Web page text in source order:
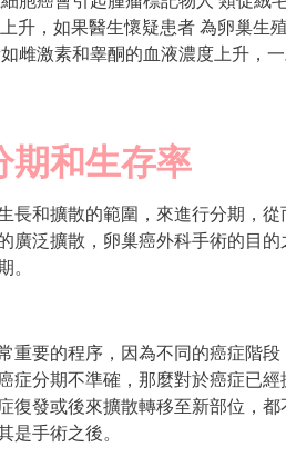
上升，如果醫生懷疑患者 為卵巢
雌激素和睾酮的血液濃度上升，
期和生存率
長和擴散的範圍，來進行分期，
廣泛擴散，卵巢癌外科手術的目
。
重要的程序，因為不同的癌症階
症分期不準確，那麼對於癌症已
復發或後來擴散轉移至新部位，
是手術之後。